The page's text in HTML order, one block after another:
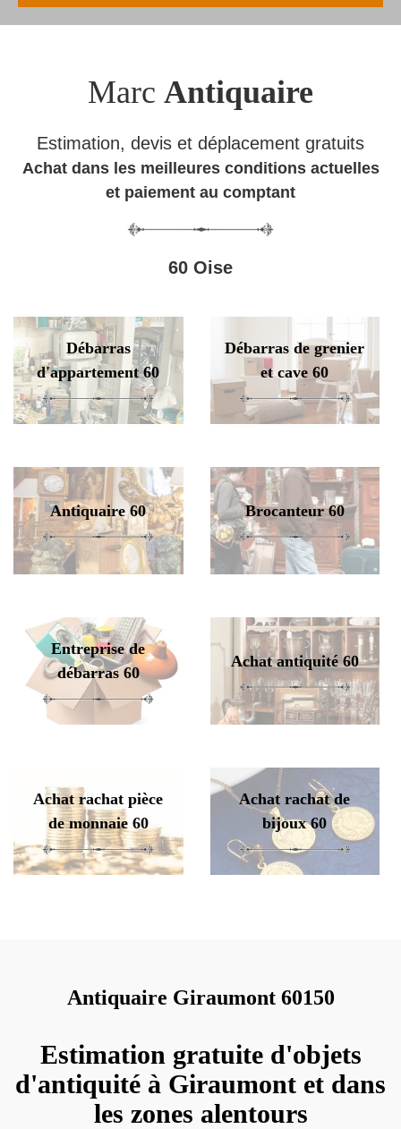
Marc Antiquaire
Estimation, devis et déplacement gratuits
Achat dans les meilleures conditions actuelles
et paiement au comptant
60 Oise
Débarras
d'appartement 60
Débarras de grenier
et cave 60
Antiquaire 60 Brocanteur 60
Entreprise de
débarras 60
Achat antiquité 60
Achat rachat pièce
de monnaie 60
Achat rachat de
bijoux 60
Antiquaire Giraumont 60150
Estimation gratuite d'objets
d'antiquité à Giraumont et dans
les zones alentours